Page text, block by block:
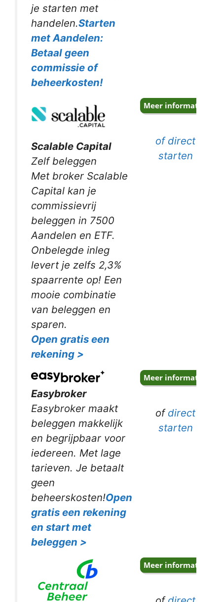
je starten met
handelen.Starten
met Aandelen:
Betaal geen
commissie of
beheerkosten!
Scalable Capital
Zelf beleggen
Met broker Scalable
Capital kan je
commissievrij
beleggen in 7500
Aandelen en ETF.
Onbelegde inleg
levert je zelfs 2,3%
spaarrente op! Een
mooie combinatie
van beleggen en
sparen.
Open gratis een
rekening >
of direct
starten
Easybroker
Easybroker maakt
beleggen makkelijk
en begrijpbaar voor
iedereen. Met lage
tarieven. Je betaalt
geen
beheerskosten!Open
gratis een rekening
en start met
beleggen >
of direct
starten